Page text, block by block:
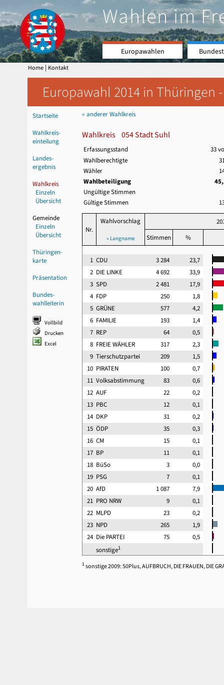
Wahlen im
Europawahlen
Home | Kontakt
Europawahl 2014 in Thüringen
Startseite
Wahlkreis-
einteilung
Landes-
ergebnis
Wahlkreis
Einzeln
Übersicht
Gemeinde
Einzeln
Übersicht
Thüringen-
karte
Präsentation
Bundes-
wahlleiterin
Vollbild
Drucken
Excel
« anderer Wahlkreis
Wahlkreis 054 Stadt Suhl
Erfassungsstand
33
Wahlberechtigte
Wähler
Wahlbeteiligung
Ungültige Stimmen
Gültige Stimmen
Nr.
Wahlvorschlag
» Langname
Stimmen
%
1 CDU 3 284
23,7
2 DIE LINKE 4 692
33,9
3 SPD 2 481
17,9
4 FDP 250
1,8
5 GRÜNE 577
4,2
6 FAMILIE 193
1,4
7 REP 64
0,5
8 FREIE WÄHLER 317
2,3
9 Tierschutzpartei 209
1,5
10 PIRATEN 100
0,7
11 Volksabstimmung 83
0,6
12 AUF 22
0,2
13 PBC 12
0,1
14 DKP 31
0,2
15 ÖDP 35
0,3
16 CM 15
0,1
17 BP 11
0,1
18 BüSo 3
0,0
19 PSG 7
0,1
20 AfD 1 087
7,9
21 PRO NRW 9
0,1
22 MLPD 23
0,2
23 NPD 265
1,9
24 Die PARTEI 75
0,5
sonstige1
1sonstige 2009: 50Plus, AUFBRUCH, DIE FRAUEN, DIE